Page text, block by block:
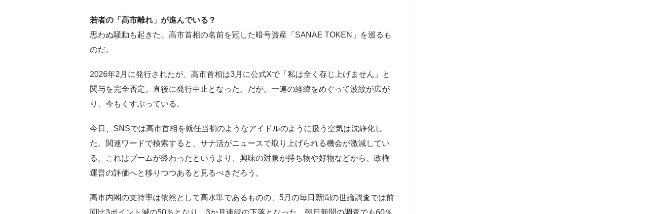
若者の「高市離れ」が進んでいる？
思わぬ騒動も起きた。高市首相の名前を冠した暗号資産「SANAE TOKEN」を巡るも
のだ。
2026年2月に発行されたが、高市首相は3月に公式Xで「私は全く存じ上げません」と
関与を完全否定。直後に発行中止となった。だが、一連の経緯をめぐって波紋が広が
り、今もくすぶっている。
今日、SNSでは高市首相を就任当初のようなアイドルのように扱う空気は沈静化し
た。関連ワードで検索すると、サナ活がニュースで取り上げられる機会が激減してい
る。これはブームが終わったというより、興味の対象が持ち物や好物などから、政権
運営の評価へと移りつつあると見るべきだろう。
高市内閣の支持率は依然として高水準であるものの、5月の毎日新聞の世論調査では前
回比3ポイント減の50％となり、3か月連続の下落となった。朝日新聞の調査でも60％